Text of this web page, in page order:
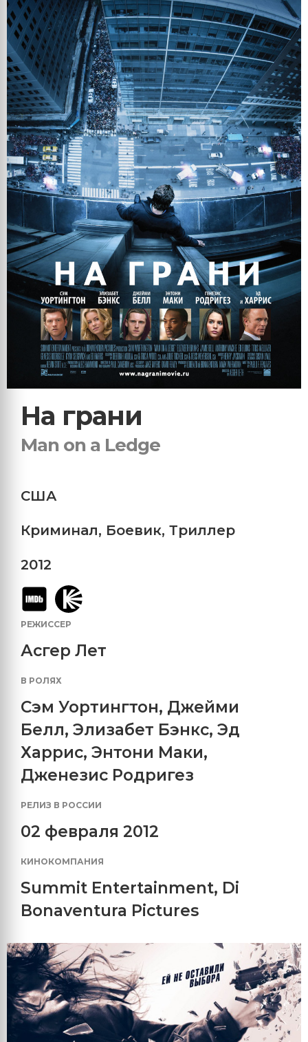
На грани
Man on a Ledge
США
Криминал, Боевик, Триллер
2012
РЕЖИССЕР
Асгер Лет
В РОЛЯХ
Сэм Уортингтон, Джейми
Белл, Элизабет Бэнкс, Эд
Харрис, Энтони Маки,
Дженезис Родригез
РЕЛИЗ В РОССИИ
02 февраля 2012
КИНОКОМПАНИЯ
Summit Entertainment, Di
Bonaventura Pictures